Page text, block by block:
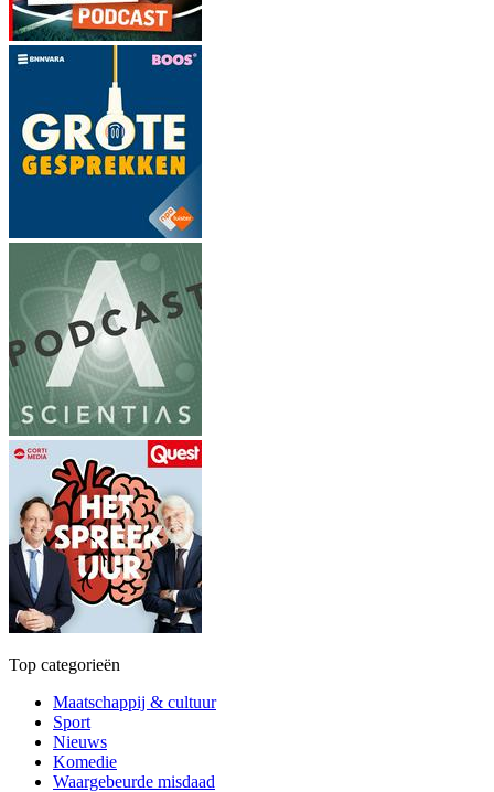
Top categorieën
Maatschappij & cultuur
Sport
Nieuws
Komedie
Waargebeurde misdaad